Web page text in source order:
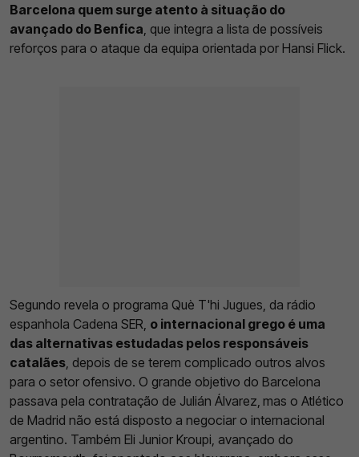
Barcelona quem surge atento à situação do
avançado do Benfica , que integra a lista de possíveis
reforços para o ataque da equipa orientada por Hansi Flick.
Segundo revela o programa Què T'hi Jugues, da rádio
espanhola Cadena SER, o internacional grego é uma
das alternativas estudadas pelos responsáveis
catalães , depois de se terem complicado outros alvos
para o setor ofensivo. O grande objetivo do Barcelona
passava pela contratação de Julián Álvarez, mas o Atlético
de Madrid não está disposto a negociar o internacional
argentino. Também Eli Junior Kroupi, avançado do